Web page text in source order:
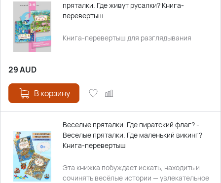
пряталки. Где живут русалки? Книга-
перевертыш
Книга-перевертыш для разглядывания
29AUD
В корзину
Веселые пряталки. Где пиратский флаг? -
Веселые пряталки. Где маленький викинг?
Книга-перевертыш
Эта книжка побуждает искать, находить и
сочинять весёлые истории — увлекательное